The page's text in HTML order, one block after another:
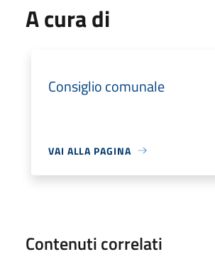
A cura di
Consiglio comunale
VAI ALLA PAGINA
Contenuti correlati